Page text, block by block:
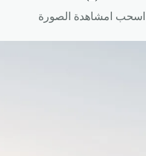
اسحب امشاهدة الصورة